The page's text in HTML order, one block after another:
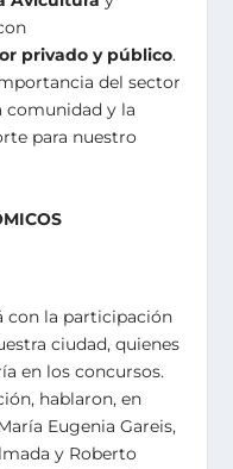
privado y público.
del sector
comunidad y la
para nuestro
con la participación
ciudad, quienes
en los concursos.
hablaron, en
Eugenia Gareis,
y Roberto